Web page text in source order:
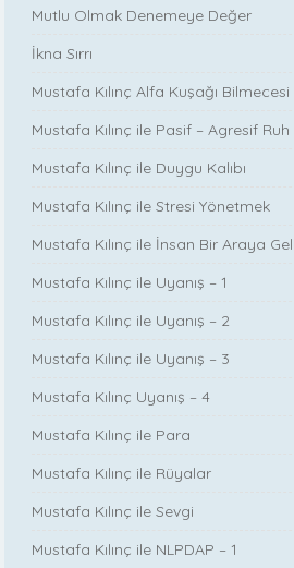
Mutlu Olmak Denemeye Değer
İkna Sırrı
Mustafa Kılınç Alfa Kuşağı Bilmecesi
Mustafa Kılınç ile Pasif – Agresif Ruh
Mustafa Kılınç ile Duygu Kalıbı
Mustafa Kılınç ile Stresi Yönetmek
Mustafa Kılınç ile İnsan Bir Araya
Mustafa Kılınç ile Uyanış – 1
Mustafa Kılınç ile Uyanış – 2
Mustafa Kılınç ile Uyanış – 3
Mustafa Kılınç Uyanış – 4
Mustafa Kılınç ile Para
Mustafa Kılınç ile Rüyalar
Mustafa Kılınç ile Sevgi
Mustafa Kılınç ile NLPDAP – 1